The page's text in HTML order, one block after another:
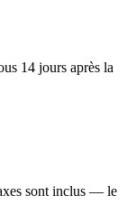
14 jours après la
sont inclus — le